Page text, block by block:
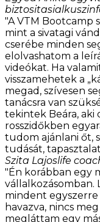
"A VTM Bootcamp
mint a sivatagi
cserébe minden
elolvashatom a
videókat. Ha
visszamehetek a
megad, szívesen
tanácsra van
tekintek Beára, aki
rosszidőkben
tudom ajánlani őt,
tudását,
Szita Lajoslife
"Én korábban egy
vállalkozásomban.
mindent
havazva, nincs
megláttam egy